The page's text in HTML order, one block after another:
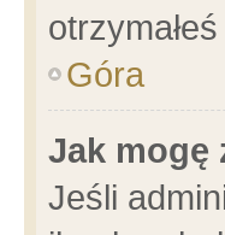
Góra
Jak mogę
Jeśli